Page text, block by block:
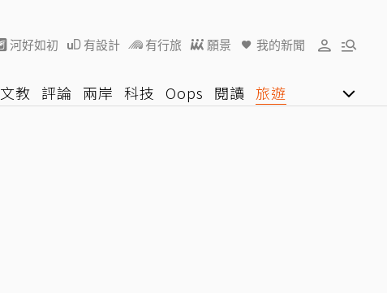
河好如初 有設計 有行旅 願景 我的新聞
文教 評論 兩岸 科技 Oops 閱讀 旅遊